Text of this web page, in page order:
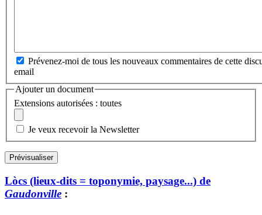
Prévenez-moi de tous les nouveaux commentaires de cette
email
Ajouter un document
Extensions autorisées : toutes
Je veux recevoir la Newsletter
Lòcs (lieux-dits = toponymie, paysage...) de
Gaudonville :